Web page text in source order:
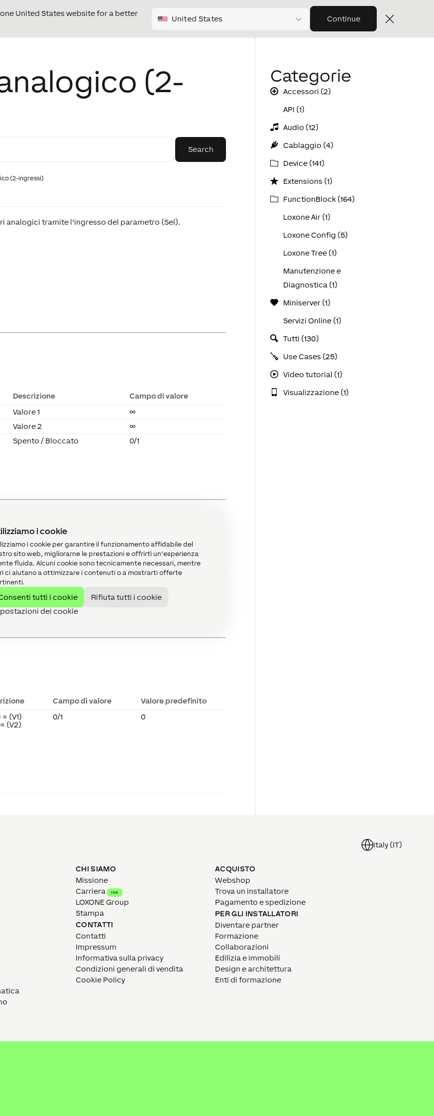
i cookie
i cookie per garantire il funzionamento affidabile del
sito web, migliorarne le prestazioni e offrirti un'esperienza
fluida. Alcuni cookie sono tecnicamente necessari, mentre
ci aiutano a ottimizzare i contenuti o a mostrarti offerte
tutti i cookie
Rifiuta tutti i cookie
dei cookie
United States website for a better
United States Continue
(2-
(2-ingressi)
analogici tramite l'ingresso del parametro (Sel).
Descrizione
Campo di valore
Valore 1
∞
Valore 2
∞
Spento / Bloccato 0/1
Descrizione
Campo di valore
Campo di valore
Valore predefinito
= (V1)
(V2)
0/1 0
Categorie
Accessori (2)
API (1)
Audio (12)
Cablaggio (4)
Device (141)
Extensions (1)
FunctionBlock (164)
Loxone Air (1)
Loxone Config (5)
Loxone Tree (1)
Manutenzione e
Diagnostica (1)
Miniserver (1)
Servizi Online (1)
Tutti (130)
Use Cases (25)
Video tutorial (1)
Visualizzazione (1)
Italy (IT)
CHI SIAMO
Missione
Carriera
104
LOXONE Group
Stampa
CONTATTI
Contatti
Impressum
Informativa sulla privacy
Condizioni generali di vendita
Cookie Policy
ACQUISTO
Webshop
Trova un installatore
Pagamento e spedizione
PER GLI INSTALLATORI
Diventare partner
Formazione
Collaborazioni
Edilizia e immobili
Design e architettura
Enti di formazione